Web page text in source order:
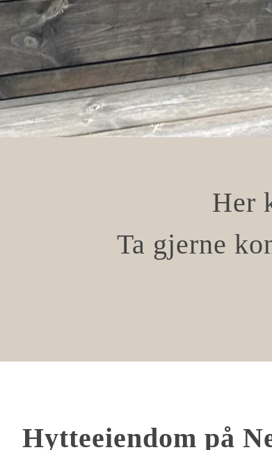
Her
Ta gjerne
Hytteeiendom på